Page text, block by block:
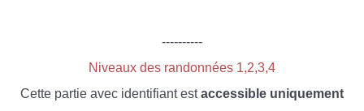
----------
Niveaux des randonnées 1,2,3,4
Cette partie avec identifiant estaccessible uniquement